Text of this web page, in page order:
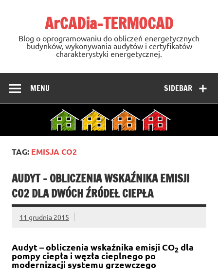
ArCADia-TERMOCAD
Blog o oprogramowaniu do obliczeń energetycznych
budynków, wykonywania audytów i certyfikatów
charakterystyki energetycznej.
SIDEBAR
MENU
TAG: EMISJA CO2
AUDYT – OBLICZENIA WSKAŹNIKA EMISJI
CO2 DLA DWÓCH ŹRÓDEŁ CIEPŁA
11 grudnia 2015
Audyt – obliczenia wskaźnika emisji CO2 dla
pompy ciepła i węzła cieplnego po
modernizacji systemu grzewczego